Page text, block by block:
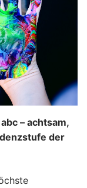
– achtsam,
der